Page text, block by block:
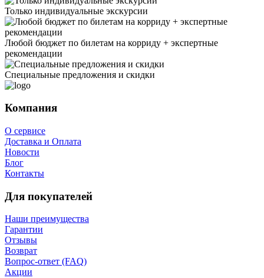
Только индивидуальные экскурсии
Любой бюджет по билетам на корриду + экспертные
рекомендации
Специальные предложения и скидки
Компания
О сервисе
Доставка и Оплата
Новости
Блог
Контакты
Для покупателей
Наши преимущества
Гарантии
Отзывы
Возврат
Вопрос-ответ (FAQ)
Акции